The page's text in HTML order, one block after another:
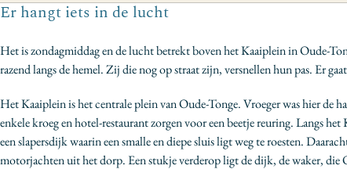
Er hangt iets in de lucht
Het is zondagmiddag en de lucht betrekt boven het Kaaiplein in Oude-
razend langs de hemel. Zij die nog op straat zijn, versnellen hun pas. Er
Het Kaaiplein is het centrale plein van Oude-Tonge. Vroeger was hier de
enkele kroeg en hotel-restaurant zorgen voor een beetje reuring. Langs
een slapersdijk waarin een smalle en diepe sluis ligt weg te roesten.
motorjachten uit het dorp. Een stukje verderop ligt de dijk, de waker, die